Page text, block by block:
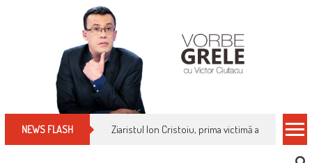
NEWS FLASH Ziaristul Ion Cristoiu, prima victimă a noi